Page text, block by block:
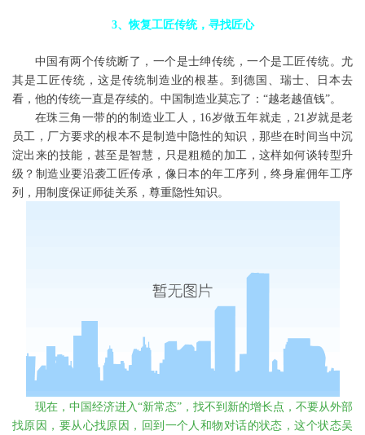
3、恢复工匠传统，寻找匠心
中国有两个传统断了，一个是士绅传统，一个是工匠传统。尤
其是工匠传统，这是传统制造业的根基。到德国、瑞士、日本去
看，他的传统一直是存续的。中国制造业莫忘了： “越老越值钱”。
在珠三角一带的的制造业工人， 16岁做五年就走， 21 岁就是老
员工，厂方要求的根本不是制造中隐性的知识，那些在时间当中沉
淀出来的技能，甚至是智慧，只是粗糙的加工，这样如何谈转型升
级？制造业要沿袭工匠传承，像日本的年工序列，终身雇佣年工序
列，用制度保证师徒关系，尊重隐性知识。
现在，中国经济进入“新常态”，找不到新的增长点，不要从外部
找原因，要从心找原因，回到一个人和物对话的状态，这个状态吴